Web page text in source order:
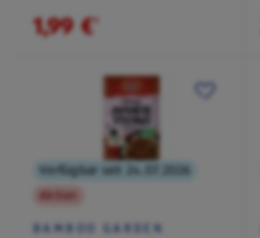
1,99 €¹
Verfügbar seit 24.07.2026
Aktion
BAMBOO GARDEN